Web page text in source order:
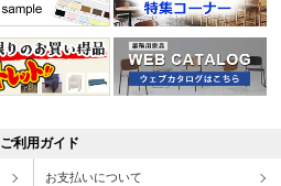
ご利用ガイド
お支払いについて